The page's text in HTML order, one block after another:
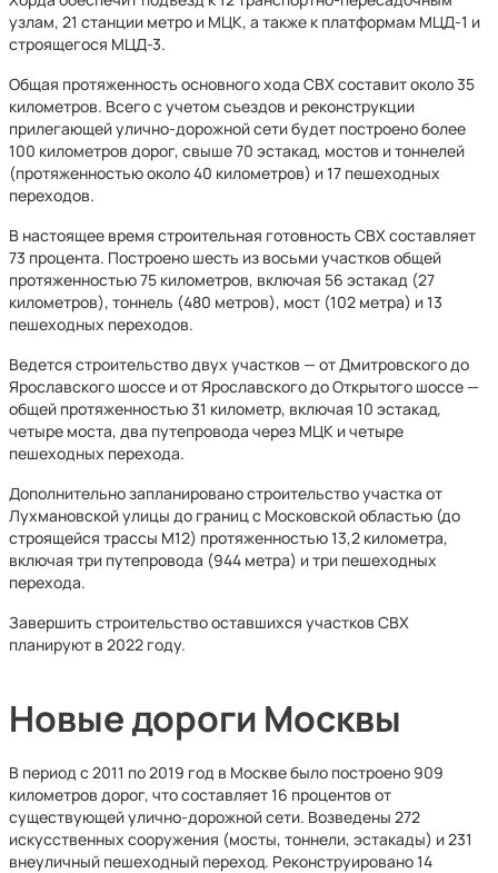
узлам, 21 станции метро и МЦК, а также к платформам МЦД-1 и
строящегося МЦД-3.
Общая протяженность основного хода СВХ составит около 35
километров. Всего с учетом съездов и реконструкции
прилегающей улично-дорожной сети будет построено более
100 километров дорог, свыше 70 эстакад, мостов и тоннелей
(протяженностью около 40 километров) и 17 пешеходных
переходов.
В настоящее время строительная готовность СВХ составляет
73 процента. Построено шесть из восьми участков общей
протяженностью 75 километров, включая 56 эстакад (27
километров), тоннель (480 метров), мост (102 метра) и 13
пешеходных переходов.
Ведется строительство двух участков — от Дмитровского до
Ярославского шоссе и от Ярославского до Открытого шоссе —
общей протяженностью 31 километр, включая 10 эстакад,
четыре моста, два путепровода через МЦК и четыре
пешеходных перехода.
Дополнительно запланировано строительство участка от
Лухмановской улицы до границ с Московской областью (до
строящейся трассы М12) протяженностью 13,2 километра,
включая три путепровода (944 метра) и три пешеходных
перехода.
Завершить строительство оставшихся участков СВХ
планируют в 2022 году.
Новые дороги Москвы
В период с 2011 по 2019 год в Москве было построено 909
километров дорог, что составляет 16 процентов от
существующей улично-дорожной сети. Возведены 272
искусственных сооружения (мосты, тоннели, эстакады) и 231
внеуличный пешеходный переход. Реконструировано 14